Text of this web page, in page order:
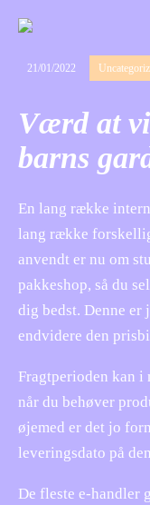
21/01/2022
Værd at
barns
En lang række
lang række
anvendt er nu om
pakkeshop, så du
dig bedst. Denne
endvidere den
Fragtperioden kan
når du behøver
øjemed er det jo
leveringsdato på
De fleste e-handler